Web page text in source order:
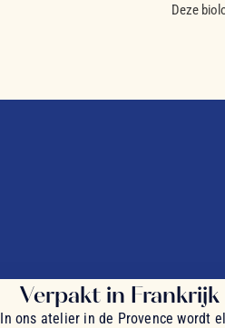
Deze
Verpakt in Frankrijk
In ons atelier in de Provence wordt